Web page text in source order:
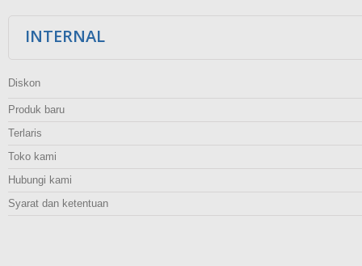
INTERNAL
Diskon
Produk baru
Terlaris
Toko kami
Hubungi kami
Syarat dan ketentuan